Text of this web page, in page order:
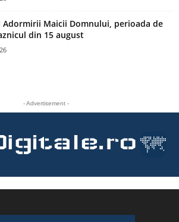
Adormirii Maicii Domnului, perioada de
din 15 august
- Advertisement -